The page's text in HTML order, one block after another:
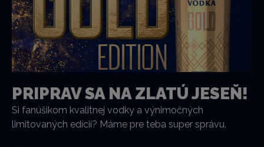
PRIPRAV SA NA ZLATÚ JESEŇ!
Si fanúšikom kvalitnej vodky a výnimočných
limitovaných edícií? Máme pre teba super správu.